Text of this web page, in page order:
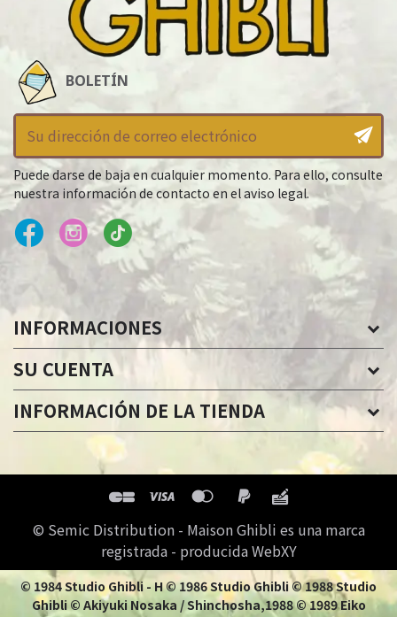
BOLETÍN
Puede darse de baja en cualquier momento. Para ello, consulte
nuestra información de contacto en el aviso legal.
INFORMACIONES
SU CUENTA
INFORMACIÓN DE LA TIENDA
© Semic Distribution - Maison Ghibli es una marca
registrada - producida WebXY
© 1984 Studio Ghibli - H © 1986 Studio Ghibli © 1988 Studio
Ghibli © Akiyuki Nosaka / Shinchosha,1988 © 1989 Eiko